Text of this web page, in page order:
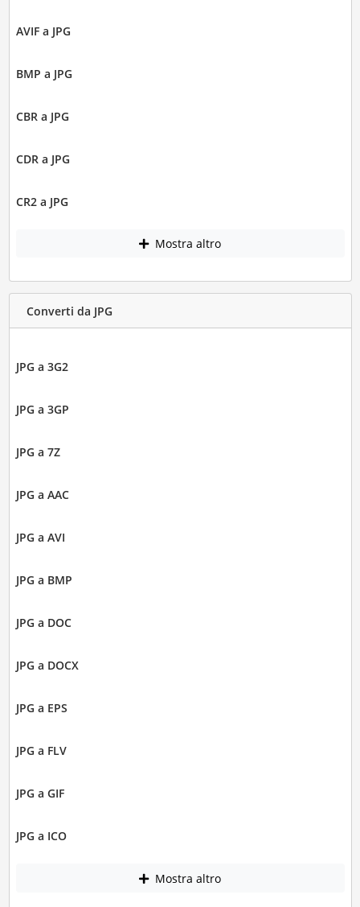
AVIF a JPG
BMP a JPG
CBR a JPG
CDR a JPG
CR2 a JPG
Mostra altro
Converti da JPG
JPG a 3G2
JPG a 3GP
JPG a 7Z
JPG a AAC
JPG a AVI
JPG a BMP
JPG a DOC
JPG a DOCX
JPG a EPS
JPG a FLV
JPG a GIF
JPG a ICO
Mostra altro